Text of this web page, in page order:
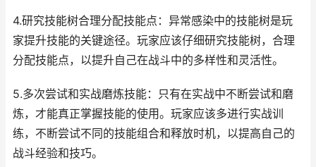
4.研究技能树合理分配技能点：异常感染中的技能树是玩
家提升技能的关键途径。玩家应该仔细研究技能树，合理
分配技能点，以提升自己在战斗中的多样性和灵活性。
5.多次尝试和实战磨炼技能：只有在实战中不断尝试和磨
炼，才能真正掌握技能的使用。玩家应该多进行实战训
练，不断尝试不同的技能组合和释放时机，以提高自己的
战斗经验和技巧。